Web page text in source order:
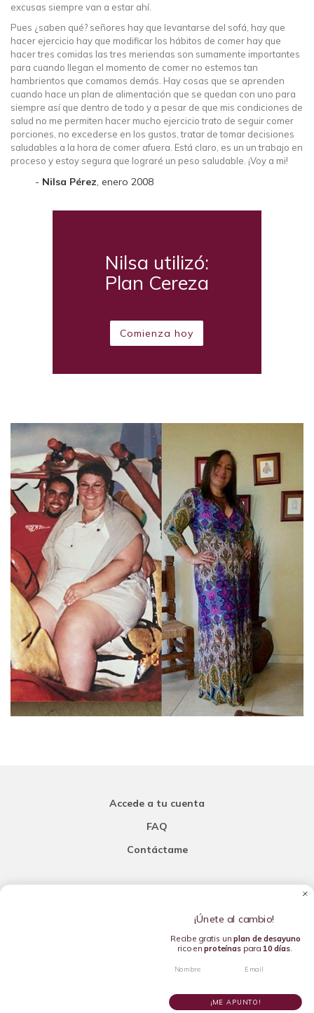
excusas siempre van a estar ahí.
Pues ¿saben qué? señores hay que levantarse del sofá, hay que
hacer ejercicio hay que modificar los hábitos de comer hay que
hacer tres comidas las tres meriendas son sumamente importantes
para cuando llegan el momento de comer no estemos tan
hambrientos que comamos demás. Hay cosas que se aprenden
cuando hace un plan de alimentación que se quedan con uno para
siempre así que dentro de todo y a pesar de que mis condiciones de
salud no me permiten hacer mucho ejercicio trato de seguir comer
porciones, no excederse en los gustos, tratar de tomar decisiones
saludables a la hora de comer afuera. Está claro, es un un trabajo en
proceso y estoy segura que lograré un peso saludable. ¡Voy a mi!
Nilsa Pérez, enero 2008
Nilsa utilizó:
Plan Cereza
Comienza hoy
Accede a tu cuenta
FAQ
Contáctame
Añade una porción de inteligencia a tu nutrición
Copyright © 2016-2026 Carla L. de la Torre. All rights reserved.
Recibe gratis unplan de desayuno
rico en proteínas para 10 días
NO, GRACIAS